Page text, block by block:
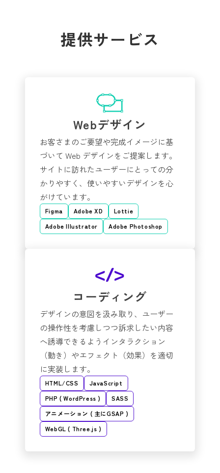
提供サービス
Webデザイン
お客さまのご要望や完成イメージに基
づいて Web デザインをご提案します。
サイトに訪れたユーザーにとっての分
かりやすく、使いやすいデザインを心
がけています。
Figma Adobe XD
Lottie
Adobe Illustrator
Adobe Photoshop
コーディング
デザインの意図を汲み取り、ユーザー
の操作性を考慮しつつ訴求したい内容
へ誘導できるようインタラクション
（動き）やエフェクト（効果）を適切
に実装します。
HTML/CSS
JavaScript
PHP ( WordPress )
SASS
アニメーション ( 主にGSAP )
WebGL ( Three.js )